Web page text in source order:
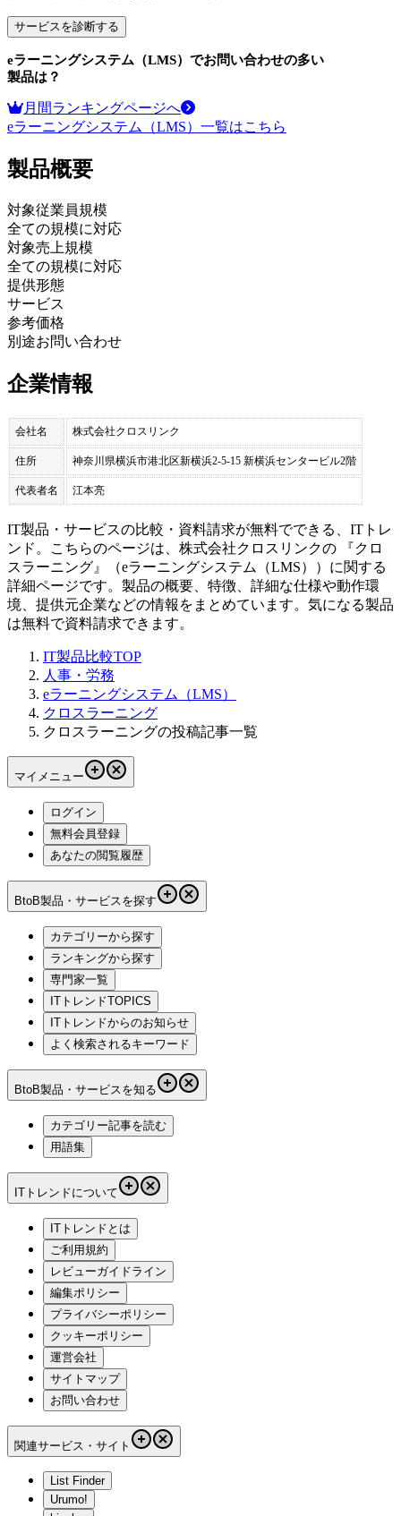
サービスを診断する
eラーニングシステム（LMS） でお問い合わせの多い
製品は？
月間ランキングページへ
eラーニングシステム（LMS） 一覧はこちら
製品概要
対象従業員規模
全ての規模に対応
対象売上規模
全ての規模に対応
提供形態
サービス
参考価格
別途お問い合わせ
企業情報
会社名 株式会社クロスリンク
住所 神奈川県横浜市港北区新横浜2-5-15 新横浜センタービル2階
代表者名 江本亮
IT製品・サービスの比較・資料請求が無料でできる、ITトレ
ンド。こちらのページは、 株式会社クロスリンクの 『クロ
スラーニング 』（eラーニングシステム（LMS）
）に関する
詳細ページです。製品の概要、特徴、詳細な仕様や動作環
境、提供元企業などの情報をまとめています。気になる製品
は無料で資料請求できます。
IT製品比較TOP
人事・労務
eラーニングシステム（LMS）
クロスラーニング
クロスラーニングの投稿記事一覧
マイメニュー
ログイン
無料会員登録
あなたの閲覧履歴
BtoB製品・サービスを探す
カテゴリーから探す
ランキングから探す
専門家一覧
ITトレンドTOPICS
ITトレンドからのお知らせ
よく検索されるキーワード
BtoB製品・サービスを知る
カテゴリー記事を読む
用語集
ITトレンドについて
ITトレンドとは
ご利用規約
レビューガイドライン
編集ポリシー
プライバシーポリシー
クッキーポリシー
運営会社
サイトマップ
お問い合わせ
関連サービス・サイト
List Finder
Urumo!